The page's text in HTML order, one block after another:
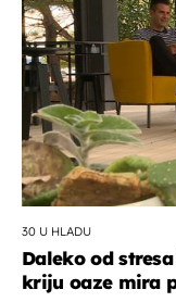
30 U HLADU
Daleko od
kriju oaze mira